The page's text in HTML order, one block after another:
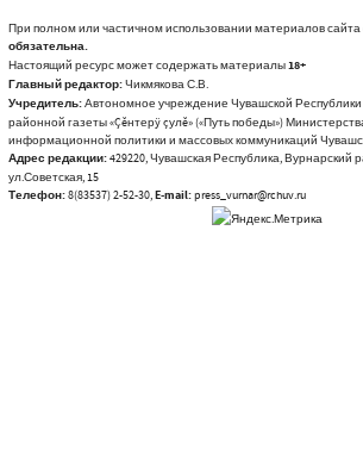
При полном или частичном использовании материалов сайта
обязательна.
Настоящий ресурс может содержать материалы18+
Главный редактор:Чикмякова С.В.
Учредитель:Автономное учреждение Чувашской Республики
районной газеты «Çĕнтерÿ çулĕ» («Путь победы»)
информационной политики и массовых коммуникаций
Адрес редакции:429220, Чувашская Республика, Вурнарский
ул.Советская, 15
Телефон:8(83537) 2-52-30,E-mail:press_vurnar@rchuv.ru